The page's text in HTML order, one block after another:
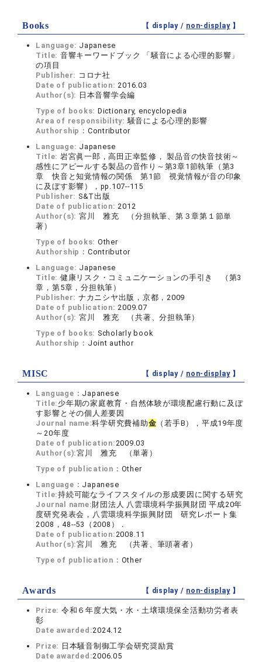
Books 【 display / non-display】
Language: Japanese
Title: 音響キーワードブック 「騒音による心理的影響」
の項目
Publisher: コロナ社
Date of publication:2016.03
Author(s): 日本音響学会編
Type of books: Dictionary, encyclopedia
Area of responsibility:騒音による心理的影響
Authorship： Contributor
Language: Japanese
Title: 岩宮眞一郎，高田正幸監修， 製品音の快音技術～
感性にアピールする製品の音作り～第3章1節執筆（第3
章 快音と知覚情報の関係 第1節 視覚情報が音の印象
に及ぼす影響），pp.107--115
Publisher: S&T出版
Date of publication:2012
Author(s): 宮川 雅充 （分担執筆、第３章第１節単
著）
Type of books: Other
Authorship： Contributor
Language: Japanese
Title: 健康リスク・コミュニケーションの手引き （第3
章，第5章，分担執筆）
Publisher: ナカニシヤ出版，京都，2009
Date of publication:2009.07
Author(s): 宮川 雅充 （共著、分担執筆）
Type of books: Scholarly book
Authorship： Joint author
MISC 【 display / non-display】
Language： Japanese
Title: 少年期の家庭教育・自然体験が環境配慮行動に及ぼ
す影響とその個人差要因
Journal name:科学研究費補助金 （若手B），平成19年度
～20年度
Date of publication:2009.03
Author(s):宮川 雅充 （単著）
Type of publication： Other
Language： Japanese
Title:持続可能なライフスタイルの形成要因に関する研究
Journal name:財団法人 八雲環境科学振興財団 平成20年
度研究発表会，八雲環境科学振興財団 研究レポート集
2008，48--53（2008）．
Date of publication:2008.11
Author(s):宮川 雅充 （共著、筆頭著者）
Type of publication： Other
Awards 【 display / non-display】
Prize: 令和６年度大気・水・土壌環境保全活動功労者表
彰
Date awarded:2024.12
Prize: 日本騒音制御工学会研究奨励賞
Date awarded:2006.05